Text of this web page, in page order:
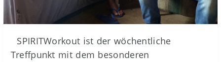
SPIRITWorkout ist der wöchentliche
Treffpunkt mit dem besonderen